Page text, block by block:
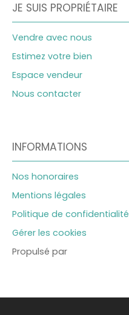
JE SUIS PROPRIÉTAIRE
Vendre avec nous
Estimez votre bien
Espace vendeur
Nous contacter
INFORMATIONS
Nos honoraires
Mentions légales
Politique de confidentialité
Gérer les cookies
Propulsé par